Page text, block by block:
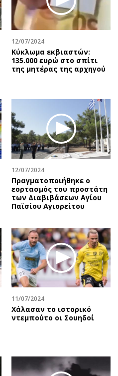
12/07/2024
Κύκλωμα εκβιαστών:
135.000 ευρώ στο σπίτι
της μητέρας της αρχηγού
12/07/2024
Πραγματοποιήθηκε ο
εορτασμός του προστάτη
των Διαβιβάσεων Αγίου
Παϊσίου Αγιορείτου
11/07/2024
Χάλασαν το ιστορικό
ντεμπούτο οι Σουηδοί